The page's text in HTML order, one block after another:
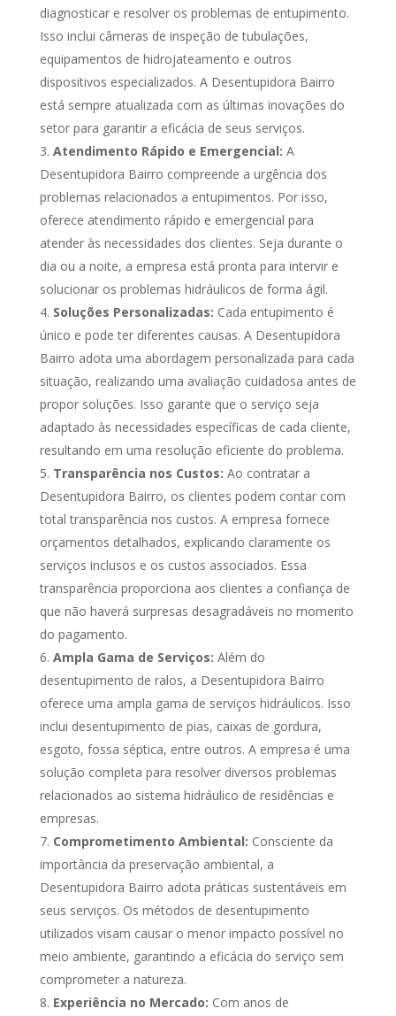
diagnosticar e resolver os problemas de entupimento.
Isso inclui câmeras de inspeção de tubulações,
equipamentos de hidrojateamento e outros
dispositivos especializados. A Desentupidora Bairro
está sempre atualizada com as últimas inovações do
setor para garantir a eficácia de seus serviços.
Atendimento Rápido e Emergencial: A
Desentupidora Bairro compreende a urgência dos
problemas relacionados a entupimentos. Por isso,
oferece atendimento rápido e emergencial para
atender às necessidades dos clientes. Seja durante o
dia ou a noite, a empresa está pronta para intervir e
solucionar os problemas hidráulicos de forma ágil.
Soluções Personalizadas: Cada entupimento é
único e pode ter diferentes causas. A Desentupidora
Bairro adota uma abordagem personalizada para cada
situação, realizando uma avaliação cuidadosa antes de
propor soluções. Isso garante que o serviço seja
adaptado às necessidades específicas de cada cliente,
resultando em uma resolução eficiente do problema.
Transparência nos Custos: Ao contratar a
Desentupidora Bairro, os clientes podem contar com
total transparência nos custos. A empresa fornece
orçamentos detalhados, explicando claramente os
serviços inclusos e os custos associados. Essa
transparência proporciona aos clientes a confiança de
que não haverá surpresas desagradáveis no momento
do pagamento.
Ampla Gama de Serviços: Além do
desentupimento de ralos, a Desentupidora Bairro
oferece uma ampla gama de serviços hidráulicos. Isso
inclui desentupimento de pias, caixas de gordura,
esgoto, fossa séptica, entre outros. A empresa é uma
solução completa para resolver diversos problemas
relacionados ao sistema hidráulico de residências e
empresas.
Comprometimento Ambiental: Consciente da
importância da preservação ambiental, a
Desentupidora Bairro adota práticas sustentáveis em
seus serviços. Os métodos de desentupimento
utilizados visam causar o menor impacto possível no
meio ambiente, garantindo a eficácia do serviço sem
comprometer a natureza.
Experiência no Mercado: Com anos de